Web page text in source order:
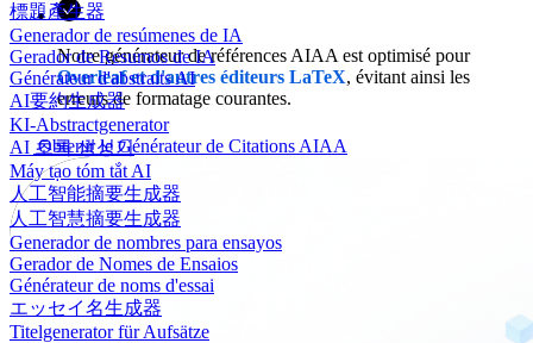
標題產生器
Generador de resúmenes de IA
Gerador de Resumos de IA
Générateur d'abstraits AI
AI要約生成器
KI-Abstractgenerator
AI 초록 생성기
Máy tạo tóm tắt AI
人工智能摘要生成器
人工智慧摘要生成器
Generador de nombres para ensayos
Gerador de Nomes de Ensaios
Générateur de noms d'essai
エッセイ名生成器
Titelgenerator für Aufsätze
Notre générateur de références AIAA est optimisé pour
Overleaf et d'autres éditeurs LaTeX, évitant ainsi les
erreurs de formatage courantes.
Obtenir le Générateur de Citations AIAA